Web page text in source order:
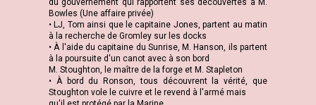
du gouvernement qui rapportent ses découvertes à M.
Bowles (Une affaire privée)
• LJ, Tom ainsi que le capitaine Jones, partent au matin
à la recherche de Gromley sur les docks
• À l'aide du capitaine du Sunrise, M. Hanson, ils partent
à la poursuite d'un canot avec à son bord
M. Stoughton, le maître de la forge et M. Stapleton
• À bord du Ronson, tous découvrent la vérité, que
Stoughton vole le cuivre et le revend à l'armé mais